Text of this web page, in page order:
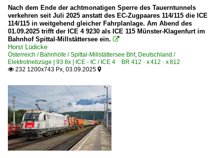
Ungarn
Unternehmen
Rail Cargo Hungaria / MAV Cargo ·RCHun·
Nach dem Ende der achtmonatigen Sperre des Tauerntunnels
verkehren seit Juli 2025 anstatt des EC-Zugpaares 114/115 die ICE
114/115 in weitgehend gleicher Fahrplanlage. Am Abend des
01.09.2025 trifft der ICE 4 9230 als ICE 115 Münster-Klagenfurt im
Bahnhof Spittal-Millstättersee ein. 
Horst Lüdicke
Österreich / Bahnhöfe / Spittal-Millstättersee Bhf, Deutschland /
Elektrotriebzüge | 93 8x | ICE - IC / ICE 4 BR 412 · x 412 · x 812
 232 1200x743 Px, 03.09.2025 